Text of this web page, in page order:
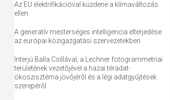
Az EU elektrifikációval küzdene a klímaváltozás
ellen
A generatív mesterséges intelligencia elterjedése
az európai közigazgatási szervezetekben
Interjú Balla Csillával, a Lechner fotogrammetriai
területének vezetőjével a hazai téradat-
ökoszisztéma jövőjéről és a légi adatgyűjtések
szerepéről